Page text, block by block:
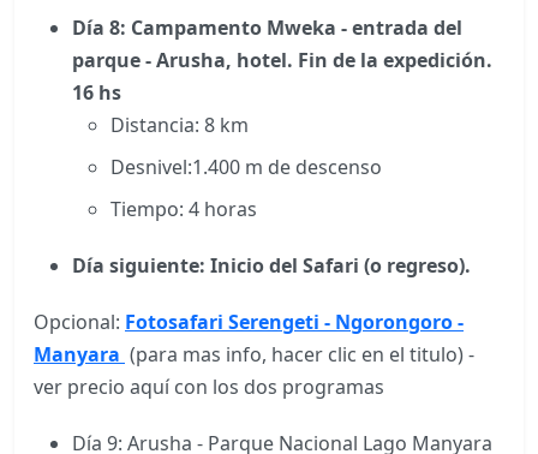
Día 8: Campamento Mweka - entrada del
parque - Arusha, hotel. Fin de la expedición.
16 hs
Distancia: 8 km
Desnivel:1.400 m de descenso
Tiempo: 4 horas
Día siguiente: Inicio del Safari (o regreso).
Opcional: Fotosafari Serengeti - Ngorongoro -
Manyara (para mas info, hacer clic en el titulo) -
ver precio aquí con los dos programas
Día 9: Arusha - Parque Nacional Lago Manyara